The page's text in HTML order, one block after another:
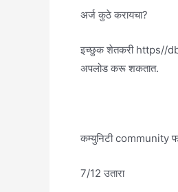
अर्ज कुठे करायचा?
इच्छुक शेतकरी https//
अपलोड करू शकतात.
कम्युनिटी community
7/12 उतारा